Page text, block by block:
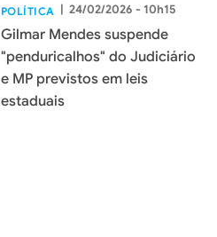
POLÍTICA | 24/02/2026 - 10h15
Gilmar Mendes suspende
"penduricalhos" do Judiciário
e MP previstos em leis
estaduais